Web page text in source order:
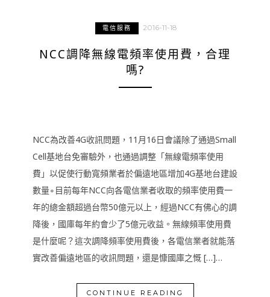
電信服務 2016-11-18
NCC調降無線電頻率使用費，合理
嗎?
NCC為改善4G收訊問題，11月16日會議除了通過Small
Cell基地台免審驗外，也通過調整「無線電頻率使用
費」以促使行動寬頻業者於偏遠地區增加4G基地台建設
數量∘目前每年NCC向各電信業者收取的頻率使用費一
年的總金額超過台幣50億元以上，經過NCC有佛心的調
降後，國庫每年約會少了5億元收益。無線頻率使用費
是什麼呢？這次調降頻率使用費後，各電信業者就能落
實改善偏遠地區的收訊問題，還是慷國庫之慨 […]…
CONTINUE READING